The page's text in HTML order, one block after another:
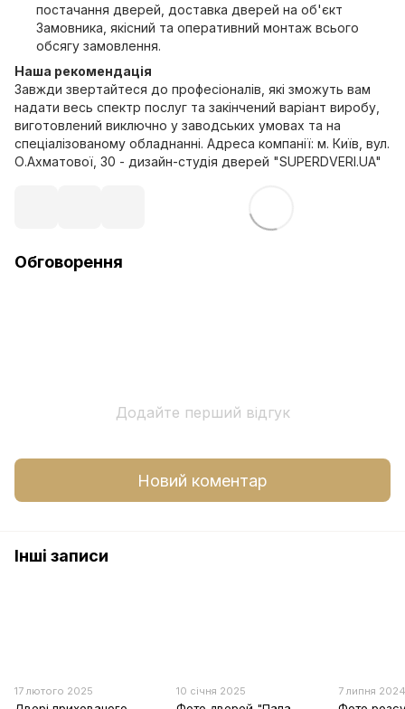
постачання дверей, доставка дверей на об'єкт
Замовника, якісний та оперативний монтаж всього
обсягу замовлення.
Наша рекомендація
Завжди звертайтеся до професіоналів, які зможуть вам
надати весь спектр послуг та закінчений варіант виробу,
виготовлений виключно у заводських умовах та на
спеціалізованому обладнанні. Адреса компанії: м. Київ, вул.
О.Ахматової, 30 - дизайн-студія дверей "SUPERDVERI.UA"
Обговорення
Додайте перший відгук
Новий коментар
Інші записи
17 лютого 2025 10 січня 2025 7 липня